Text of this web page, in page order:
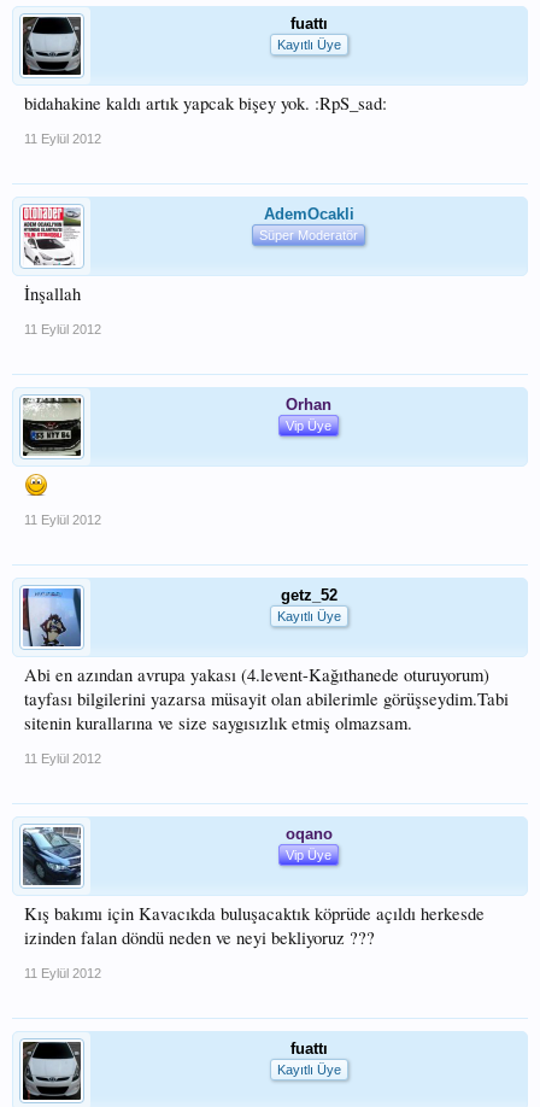
fuattı
Kayıtlı Üye
bidahakine kaldı artık yapcak bişey yok. :RpS_sad:
11 Eylül 2012
AdemOcakli
Süper Moderatör
İnşallah
11 Eylül 2012
Orhan
Vip Üye
11 Eylül 2012
getz_52
Kayıtlı Üye
Abi en azından avrupa yakası (4.levent-Kağıthanede oturuyorum)
tayfası bilgilerini yazarsa müsayit olan abilerimle görüşseydim.Tabi
sitenin kurallarına ve size saygısızlık etmiş olmazsam.
11 Eylül 2012
oqano
Vip Üye
Kış bakımı için Kavacıkda buluşacaktık köprüde açıldı herkesde
izinden falan döndü neden ve neyi bekliyoruz ???
11 Eylül 2012
fuattı
Kayıtlı Üye